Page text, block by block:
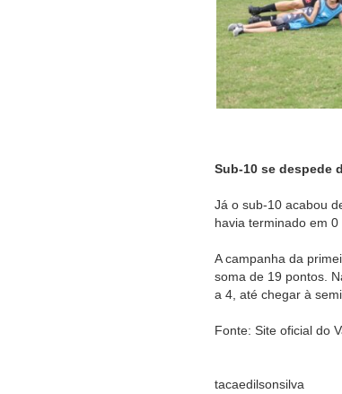
Sub-10 se despede
Já o sub-10 acabou
havia terminado em 0
A campanha da
soma de 19 pontos.
a 4, até chegar à
Fonte: Site oficial do
tacaedilsonsilva